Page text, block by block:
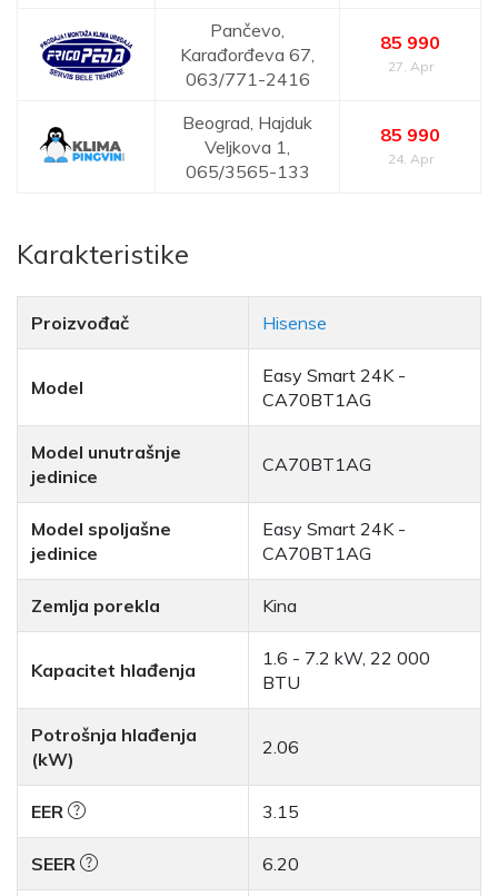
Pančevo,
Karađorđeva 67,
063/771-2416
85 990
27. Apr
Beograd, Hajduk
Veljkova 1,
065/3565-133
85 990
24. Apr
Karakteristike
Proizvođač Hisense
Model
Easy Smart 24K -
CA70BT1AG
Model unutrašnje
jedinice
CA70BT1AG
Model spoljašne
jedinice
Easy Smart 24K -
CA70BT1AG
Zemlja porekla Kina
Kapacitet hlađenja
1.6 - 7.2 kW, 22 000
BTU
Potrošnja hlađenja
(kW)
2.06
EER 3.15
SEER 6.20